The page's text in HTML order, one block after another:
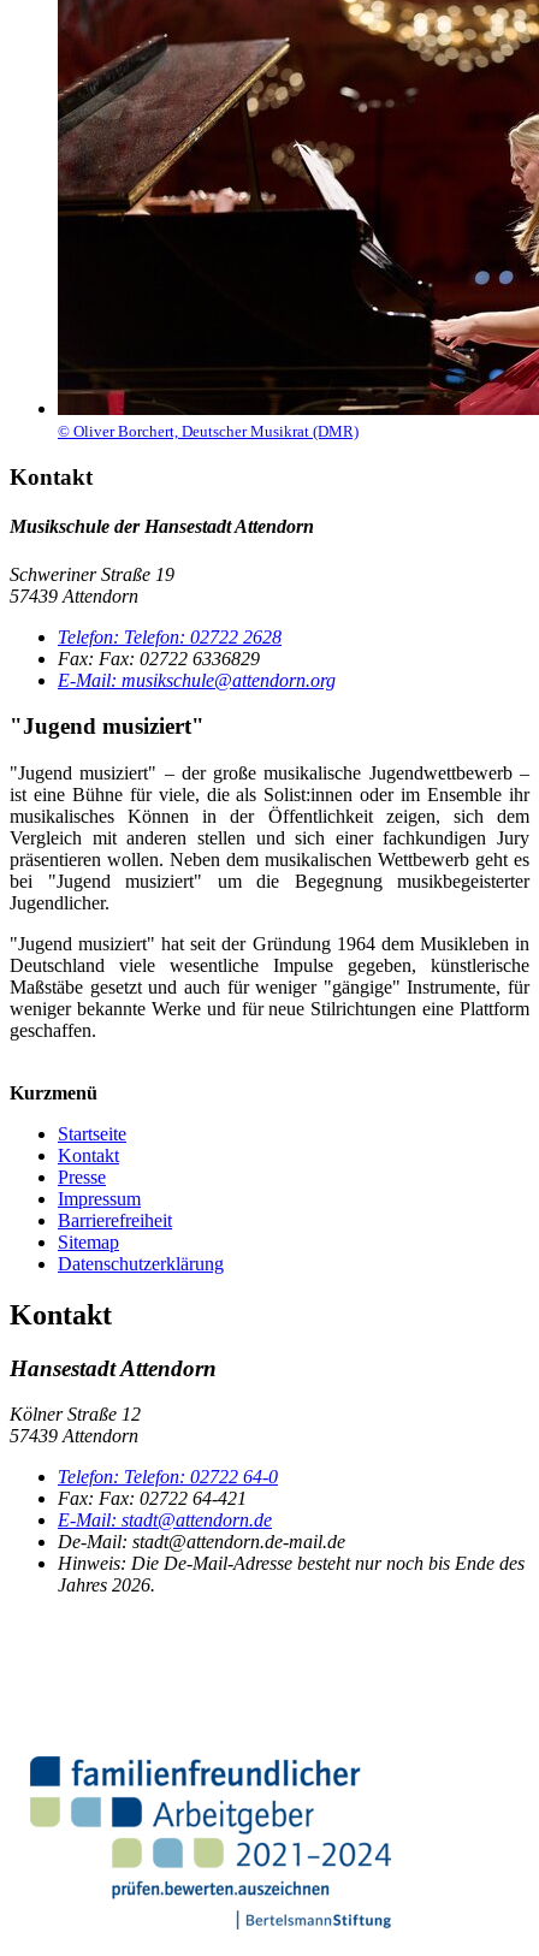
© Oliver Borchert, Deutscher Musikrat (DMR)
Kontakt
Musikschule der Hansestadt Attendorn
Schweriner Straße 19
57439 Attendorn
Telefon: Telefon: 02722 2628
Fax: Fax: 02722 6336829
E-Mail: musikschule@attendorn.org
"Jugend musiziert"
"Jugend musiziert" – der große musikalische Jugendwettbewerb –
ist eine Bühne für viele, die als Solist:innen oder im Ensemble ihr
musikalisches Können in der Öffentlichkeit zeigen, sich dem
Vergleich mit anderen stellen und sich einer fachkundigen Jury
präsentieren wollen. Neben dem musikalischen Wettbewerb geht es
bei "Jugend musiziert" um die Begegnung musikbegeisterter
Jugendlicher.
"Jugend musiziert" hat seit der Gründung 1964 dem Musikleben in
Deutschland viele wesentliche Impulse gegeben, künstlerische
Maßstäbe gesetzt und auch für weniger "gängige" Instrumente, für
weniger bekannte Werke und für neue Stilrichtungen eine Plattform
geschaffen.
Kurzmenü
Startseite
Kontakt
Presse
Impressum
Barrierefreiheit
Sitemap
Datenschutzerklärung
Kontakt
Hansestadt Attendorn
Kölner Straße 12
57439 Attendorn
Telefon: Telefon: 02722 64-0
Fax: Fax: 02722 64-421
E-Mail: stadt@attendorn.de
De-Mail: stadt@attendorn.de-mail.de
Hinweis: Die De-Mail-Adresse besteht nur noch bis Ende des
Jahres 2026.